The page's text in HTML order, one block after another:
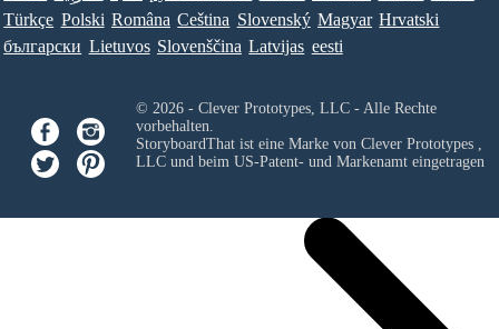
Türkçe Polski Româna Ceština Slovenský Magyar Hrvatski
български Lietuvos Slovenščina Latvijas eesti
© 2026 - Clever Prototypes, LLC - Alle Rechte
vorbehalten.
StoryboardThat ist eine Marke von Clever Prototypes ,
LLCund beim US-Patent- und Markenamt eingetragen